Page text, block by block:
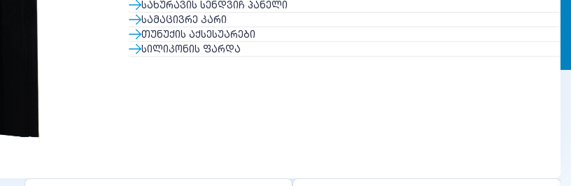
ᲡᲐᲮᲣᲠᲐᲕᲘᲡ ᲡᲔᲜᲓᲕᲘᲩ ᲞᲐᲜᲔᲚᲘ
ᲡᲐᲛᲐᲪᲘᲕᲠᲔ ᲙᲐᲠᲘ
ᲗᲣᲜᲣᲥᲘᲡ ᲐᲥᲡᲔᲡᲣᲐᲠᲔᲑᲘ
ᲡᲘᲚᲘᲙᲝᲜᲘᲡ ᲤᲐᲠᲓᲐ